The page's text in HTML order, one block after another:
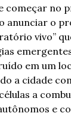
começar no
anunciar o
vivo”
em um
a cidade
a
e